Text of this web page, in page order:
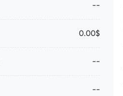
--
0.00$
--
--